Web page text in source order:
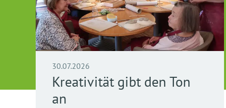
30.07.2026
Kreativität gibt den Ton
an